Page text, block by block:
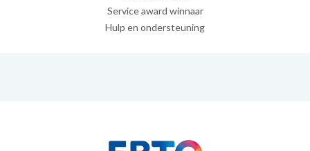
Service award winnaar
Hulp en ondersteuning